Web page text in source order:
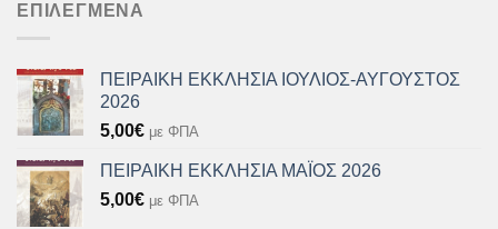
ΕΠΙΛΕΓΜΈΝΑ
ΠΕΙΡΑΙΚΗ ΕΚΚΛΗΣΙΑ ΙΟΥΛΙΟΣ-ΑΥΓΟΥΣΤΟΣ
2026
5,00€ με ΦΠΑ
ΠΕΙΡΑΙΚΗ ΕΚΚΛΗΣΙΑ ΜΑΪΟΣ 2026
5,00€ με ΦΠΑ